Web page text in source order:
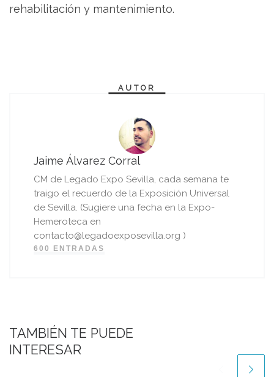
rehabilitación y mantenimiento.
AUTOR
Jaime Álvarez Corral
CM de Legado Expo Sevilla, cada semana te
traigo el recuerdo de la Exposición Universal
de Sevilla. (Sugiere una fecha en la Expo-
Hemeroteca en
contacto@legadoexposevilla.org )
600 ENTRADAS
TAMBIÉN TE PUEDE
INTERESAR